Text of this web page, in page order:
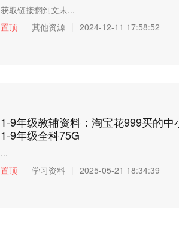
获取链接翻到文末...
置顶
其他资源 2024-12-11 17:58:52
1-9年级教辅资料：淘宝花999买的中
1-9年级全科75G
...
置顶
学习资料 2025-05-21 18:34:39